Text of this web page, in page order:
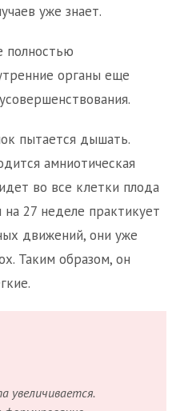
уже знает.
полностью
органы еще
пытается дышать.
амниотическая
во все клетки плода
27 неделе практикует
движений, они уже
Таким образом, он
увеличивается.